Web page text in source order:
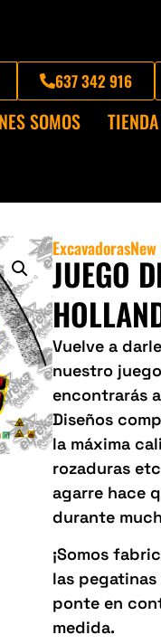
637 342 916
SOMOS
Excavadoras
JUEGO
Vuelve a
nuestro
encontrarás
Diseños
la máxima
rozaduras
agarre hace
durante
¡Somos
las
ponte en
medida.